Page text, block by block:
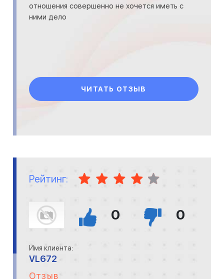
отношения совершенно не хочется иметь с
ними дело
ЧИТАТЬ ОТЗЫВ
Рейтинг:
0 0
Имя клиента:
VL672
Отзыв